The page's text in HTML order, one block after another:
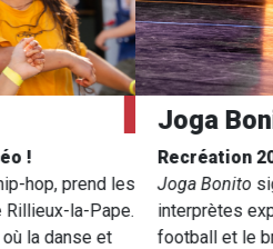
Joga Bonito
Recréation 2025 de Moncef
Joga Bonitosignifie le "beau
interprètes explore le lien entre
football et le breaking, qui